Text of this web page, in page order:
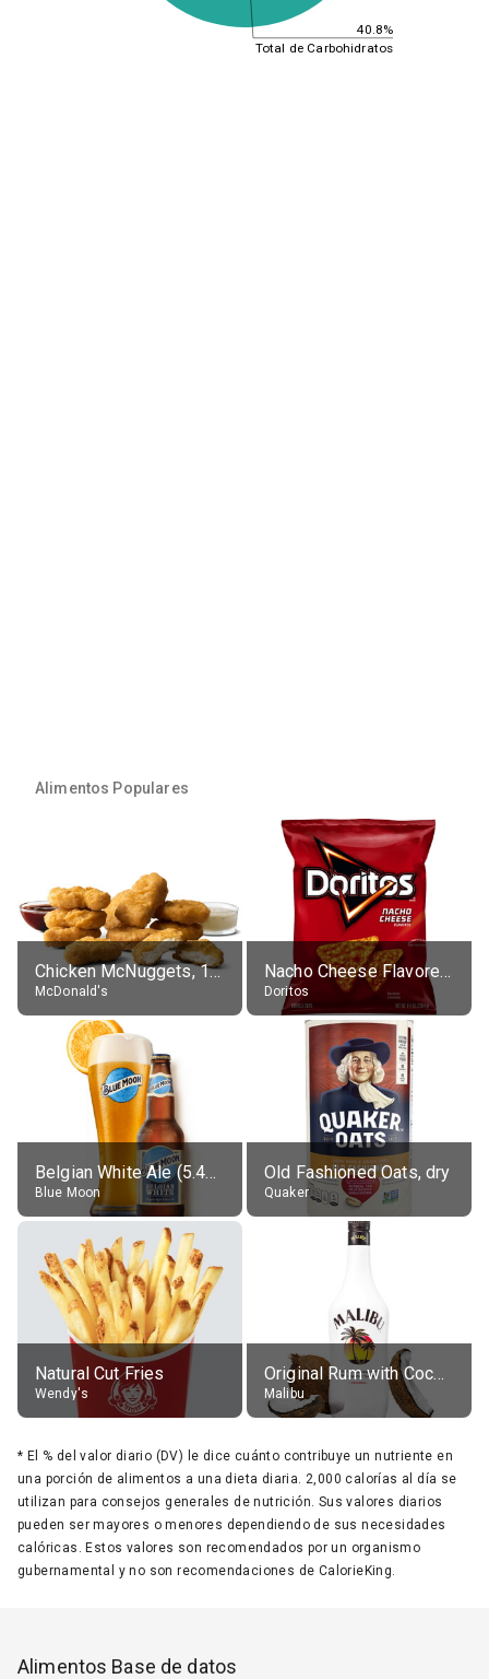
40.8%
Total de Carbohidratos
Alimentos Populares
Chicken McNuggets, 10 pieces, without sauce
McDonald's
Nacho Cheese Flavored Tortilla Chips
Doritos
Belgian White Ale (5.4% alc.)
Blue Moon
Old Fashioned Oats, dry
Quaker
Natural Cut Fries
Wendy's
Original Rum with Coconut Flavour (21% alc.)
Malibu
* El % del valor diario (DV) le dice cuánto contribuye un nutriente en
una porción de alimentos a una dieta diaria. 2,000 calorías al día se
utilizan para consejos generales de nutrición. Sus valores diarios
pueden ser mayores o menores dependiendo de sus necesidades
calóricas. Estos valores son recomendados por un organismo
gubernamental y no son recomendaciones de CalorieKing.
Alimentos Base de datos